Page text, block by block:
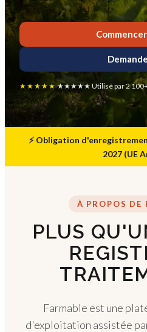
★★★★★★★★★★ Utilisé par 2 100+
⚡ Obligation
2027 (UE
À PROPOS DE
PLUS
Farmable est une
d'exploitation assistée